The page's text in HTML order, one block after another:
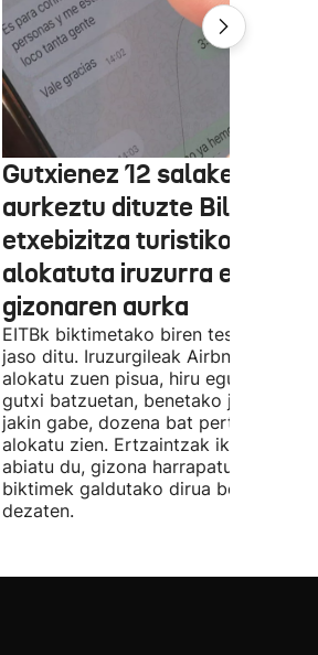
Gutxienez 12 salaketa
aurkeztu dituzte Bilbon
etxebizitza turistiko bat
alokatuta iruzurra egin
gizonaren aurka
EITBk biktimetako biren testigantzak
jaso ditu. Iruzurgileak Airbnb bidez
alokatu zuen pisua, hiru egunez. Ordu
gutxi batzuetan, benetako jabeak
jakin gabe, dozena bat pertsonari
alokatu zien. Ertzaintzak ikerketa
abiatu du, gizona harrapatu eta
biktimek galdutako dirua berreskura
dezaten.